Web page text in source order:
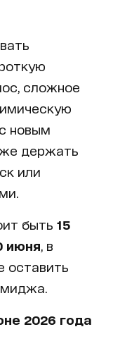
сложное
новым
держать
или
быть 15
июня , в
оставить
2026 года